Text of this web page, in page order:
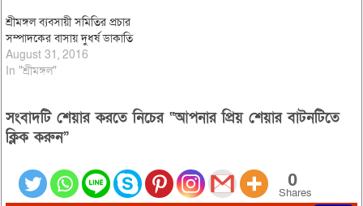
শ্রীমঙ্গল ব্যবসায়ী সমিতির প্রচার
সম্পাদকের বাসায় দুধর্ষ ডাকাতি
August 31, 2016
In "শ্রীমঙ্গল"
সংবাদটি শেয়ার করতে নিচের “আপনার প্রিয় শেয়ার বাটনটিতে
ক্লিক করুন”
0
Shares